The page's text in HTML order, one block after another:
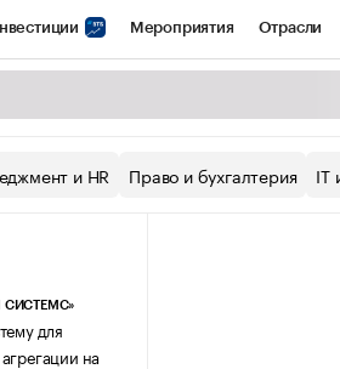
Мероприятия Отрасли
Конференции СПб Спецпроекты
и HR Право и бухгалтерия IT
для
на